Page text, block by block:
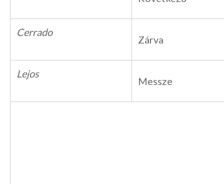
Cerrado
Zárva
Lejos
Messze